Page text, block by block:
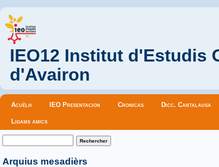
IEO12 Institut d'Estudis
d'Avairon
Menu principal
Acuèlh IEO Presentacion Cronicas Dicc. Cantalausa
Ligams amics
Formulaire de recherche
Arquius mesadièrs